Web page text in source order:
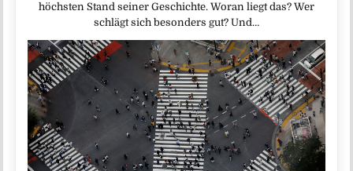
höchsten Stand seiner Geschichte. Woran liegt das? Wer
schlägt sich besonders gut? Und…